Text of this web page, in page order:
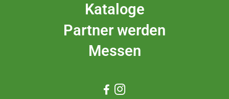
Kataloge
Partner werden
Messen
 